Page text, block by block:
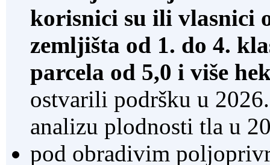
korisnici su ili vlasnici
zemljišta od 1. do 4.
parcela od 5,0 i više
ostvarili podršku u
analizu plodnosti tla u
pod obradivim